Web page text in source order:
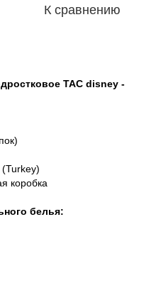
К сравнению
TAC disney -
коробка
белья: